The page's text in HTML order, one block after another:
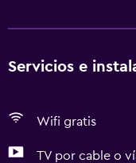
Servicios e
Wifi gratis
TV por cable o